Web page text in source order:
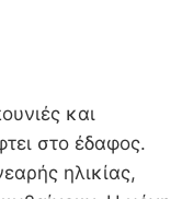
και
στο έδαφος.
ηλικίας,